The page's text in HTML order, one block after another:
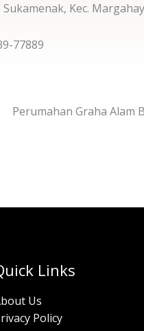
Kec.
77889
Perumahan Graha Alam
Links
Us
Policy